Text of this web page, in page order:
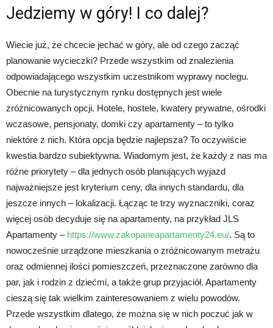
Jedziemy w góry! I co dalej?
Wiecie już, że chcecie jechać w góry, ale od czego zacząć
planowanie wycieczki? Przede wszystkim od znalezienia
odpowiadającego wszystkim uczestnikom wyprawy noclegu.
Obecnie na turystycznym rynku dostępnych jest wiele
zróżnicowanych opcji. Hotele, hostele, kwatery prywatne, ośrodki
wczasowe, pensjonaty, domki czy apartamenty – to tylko
niektóre z nich. Która opcja będzie najlepsza? To oczywiście
kwestia bardzo subiektywna. Wiadomym jest, że każdy z nas ma
różne priorytety – dla jednych osób planujących wyjazd
najważniejsze jest kryterium ceny, dla innych standardu, dla
jeszcze innych – lokalizacji. Łącząc te trzy wyznaczniki, coraz
więcej osób decyduje się na apartamenty, na przykład JLS
Apartamenty – https://www.zakopaneapartamenty24.eu/. Są to
nowocześnie urządzone mieszkania o zróżnicowanym metrażu
oraz odmiennej ilości pomieszczeń, przeznaczone zarówno dla
par, jak i rodzin z dziećmi, a także grup przyjaciół. Apartamenty
cieszą się tak wielkim zainteresowaniem z wielu powodów.
Przede wszystkim dlatego, że można się w nich poczuć jak w